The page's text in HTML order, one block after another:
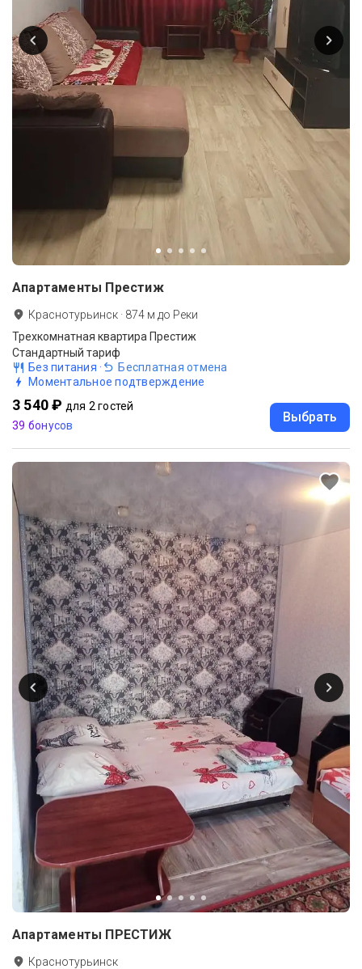
Апартаменты Престиж
Краснотурьинск · 874 м до Реки
Трехкомнатная квартира Престиж
Стандартный тариф
Без питания ·
Бесплатная отмена
Моментальное подтверждение
3 540 ₽ для 2 гостей
39 бонусов
Выбрать
Апартаменты ПРЕСТИЖ
Краснотурьинск